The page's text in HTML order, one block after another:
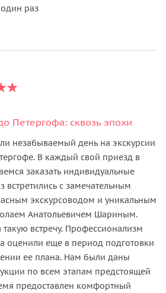
раз
Петергофа: сквозь эпохи
незабываемый день на экскурсии
В каждый свой приезд в
заказать индивидуальные
встретились с замечательным
экскурсоводом и уникальным
Анатольевичем Шариным.
такую встречу. Профессионализм
оценили еще в период подготовки
ее плана. Нам были даны
по всем этапам предстоящей
предоставлен комфортный